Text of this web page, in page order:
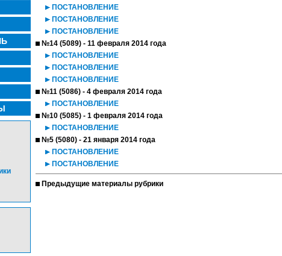
ПОСТАНОВЛЕНИЕ
ПОСТАНОВЛЕНИЕ
ПОСТАНОВЛЕНИЕ
№14 (5089) - 11 февраля 2014 года
ПОСТАНОВЛЕНИЕ
ПОСТАНОВЛЕНИЕ
ПОСТАНОВЛЕНИЕ
№11 (5086) - 4 февраля 2014 года
ПОСТАНОВЛЕНИЕ
№10 (5085) - 1 февраля 2014 года
ПОСТАНОВЛЕНИЕ
№5 (5080) - 21 января 2014 года
ПОСТАНОВЛЕНИЕ
ПОСТАНОВЛЕНИЕ
Предыдущие материалы рубрики